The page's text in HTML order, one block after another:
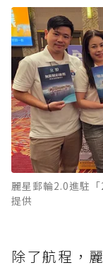
麗星郵輪2.0進駐
提供
除了航程，